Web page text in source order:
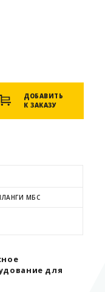
ДОБАВИТЬ
К ЗАКАЗУ
МБС
для